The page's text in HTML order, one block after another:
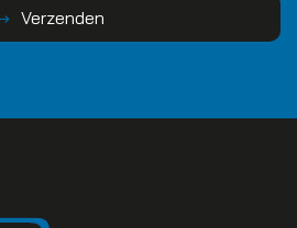
Verzenden